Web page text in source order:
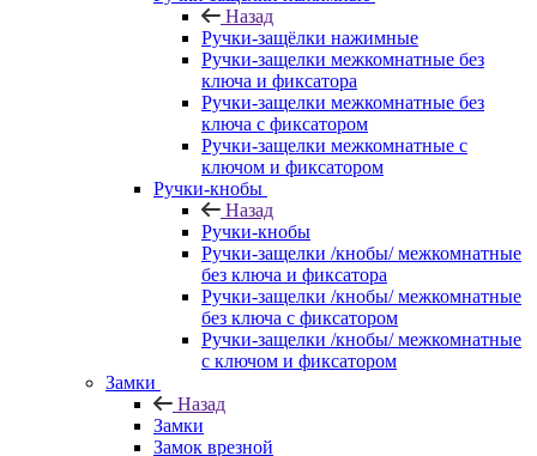
Назад
Ручки-защёлки нажимные
Ручки-защелки межкомнатные без
ключа и фиксатора
Ручки-защелки межкомнатные без
ключа с фиксатором
Ручки-защелки межкомнатные с
ключом и фиксатором
Ручки-кнобы
Назад
Ручки-кнобы
Ручки-защелки /кнобы/ межкомнатные
без ключа и фиксатора
Ручки-защелки /кнобы/ межкомнатные
без ключа с фиксатором
Ручки-защелки /кнобы/ межкомнатные
с ключом и фиксатором
Замки
Назад
Замки
Замок врезной